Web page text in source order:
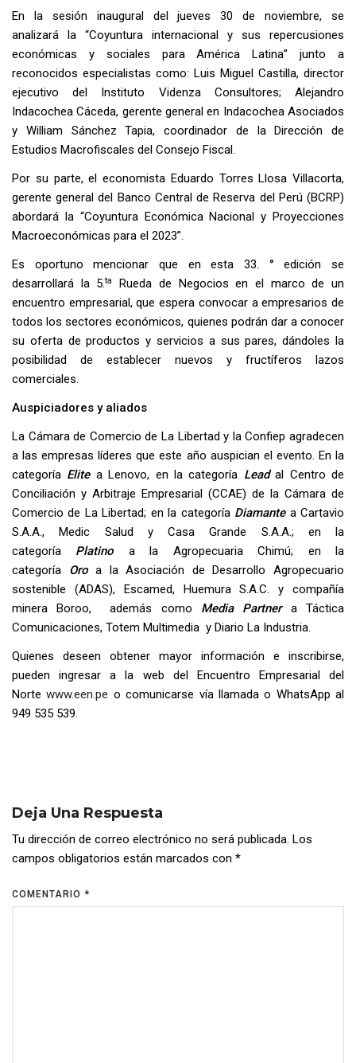
En la sesión inaugural del jueves 30 de noviembre, se
analizará la “Coyuntura internacional y sus repercusiones
económicas y sociales para América Latina” junto a
reconocidos especialistas como: Luis Miguel Castilla, director
ejecutivo del Instituto Videnza Consultores; Alejandro
Indacochea Cáceda, gerente general en Indacochea Asociados
y William Sánchez Tapia, coordinador de la Dirección de
Estudios Macrofiscales del Consejo Fiscal.
Por su parte, el economista Eduardo Torres Llosa Villacorta,
gerente general del Banco Central de Reserva del Perú (BCRP)
abordará la “Coyuntura Económica Nacional y Proyecciones
Macroeconómicas para el 2023”.
Es oportuno mencionar que en esta 33. ° edición se
desarrollará la 5.ta
Rueda de Negocios en el marco de un
encuentro empresarial, que espera convocar a empresarios de
todos los sectores económicos, quienes podrán dar a conocer
su oferta de productos y servicios a sus pares, dándoles la
posibilidad de establecer nuevos y fructíferos lazos
comerciales.
Auspiciadores y aliados
La Cámara de Comercio de La Libertad y la Confiep agradecen
a las empresas líderes que este año auspician el evento. En la
categoría Elitea Lenovo, en la categoría Lead al Centro de
Conciliación y Arbitraje Empresarial (CCAE) de la Cámara de
Comercio de La Libertad; en la categoría Diamantea Cartavio
S.A.A., Medic Salud y Casa Grande S.A.A.; en la
categoría Platino
a la Agropecuaria Chimú; en la
categoría Oroa la Asociación de Desarrollo Agropecuario
sostenible (ADAS), Escamed, Huemura S.A.C. y compañía
minera Boroo, además como Media Partnera Táctica
Comunicaciones, Totem Multimedia y Diario La Industria.
Quienes deseen obtener mayor información e inscribirse,
pueden ingresar a la web del Encuentro Empresarial del
Nortewww.een.pe o comunicarse vía llamada o WhatsApp al
949 535 539.
Deja Una Respuesta
Tu dirección de correo electrónico no será publicada. Los
campos obligatorios están marcados con *
COMENTARIO *